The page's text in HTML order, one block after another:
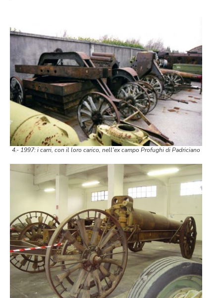
4.- 1997: i carri, con il loro carico, nell'ex campo Profughi di Padriciano